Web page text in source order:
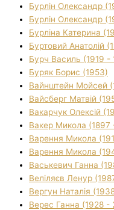
Бурлін Олександр
Бурлін Олександр
Бурліна Катерина
Буртовий Анатолій
Бурч Василь (1919 -
Буряк Борис (1953)
Вайнштейн Мойсей
Вайсберг Матвій
Вакарчук Олексій
Вакер Микола (1897
Варення Микола
Варення Микола
Васькевич Ганна
Веліляєв Ленур
Вергун Наталія
Верес Ганна (1928 -